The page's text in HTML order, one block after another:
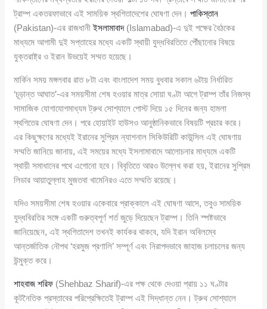
ট্রাম্প একতরফাভাবে এই সাময়িক স্থগিতাদেশের ঘোষণা দেন।পাকিস্তান
(Pakistan)-এর রাজধানীইসলামাবাদ(Islamabad)-এ দুই পক্ষের বৈঠকের
মাধ্যমে আগামী দুই সপ্তাহের মধ্যে একটি স্থায়ী যুদ্ধবিরতিতে পৌঁছানোর বিষয়ে
যুক্তরাষ্ট্র ও ইরান উভয়েই সম্মত হয়েছে।
মার্কিন সময় মঙ্গলবার রাত ৮টা এবং বাংলাদেশ সময় বুধবার সকাল ৬টায় নির্ধারিত
‘চূড়ান্ত আঘাত’-এর সময়সীমা শেষ হওয়ার মাত্র সোয়া ঘণ্টা আগে ট্রাম্প তাঁর নিজস্ব
সামাজিক যোগাযোগমাধ্যম ট্রুথ সোশ্যালে পোস্ট দিয়ে ১৫ দিনের জন্য হামলা
স্থগিতের ঘোষণা দেন। পরে হোয়াইট হাউসও আনুষ্ঠানিকভাবে বিষয়টি প্রচার করে।
এর কিছুক্ষণের মধ্যেই ইরানের সুপ্রিম ন্যাশনাল সিকিউরিটি কাউন্সিল এই ঘোষণায়
সম্মতি জানিয়ে জানায়, এই সময়ের মধ্যে ইসলামাবাদে আলোচনার মাধ্যমে একটি
স্থায়ী সমাধানের পথে এগোনো হবে। বিবৃতিতে আরও উল্লেখ করা হয়, ইরানের সুপ্রিম
লিডার আয়াতুল্লাহ মুজতবা খামেনিরও এতে সম্মতি রয়েছে।
যদিও সময়সীমা শেষ হওয়ার একেবারে প্রাক্কালে এই ঘোষণা আসে, তবুও সাময়িক
যুদ্ধবিরতির সঙ্গে একটি গুরুত্বপূর্ণ শর্ত জুড়ে দিয়েছেন ট্রাম্প। তিনি স্পষ্টভাবে
জানিয়েছেন, এই স্থগিতাদেশ তখনই কার্যকর থাকবে, যদি ইরান অবিলম্বে
আন্তর্জাতিক নৌপথ ‘হরমুজ প্রণালি’ সম্পূর্ণ এবং নিরাপদভাবে জাহাজ চলাচলের জন্য
উন্মুক্ত করে।
শাহবাজ শরিফ (Shehbaz Sharif)-এর পক্ষ থেকে দেওয়া প্রায় ১১ ঘণ্টার
কূটনৈতিক প্রস্তাবের পরিপ্রেক্ষিতেই ট্রাম্প এই সিদ্ধান্ত নেন। ট্রুথ সোশ্যালে